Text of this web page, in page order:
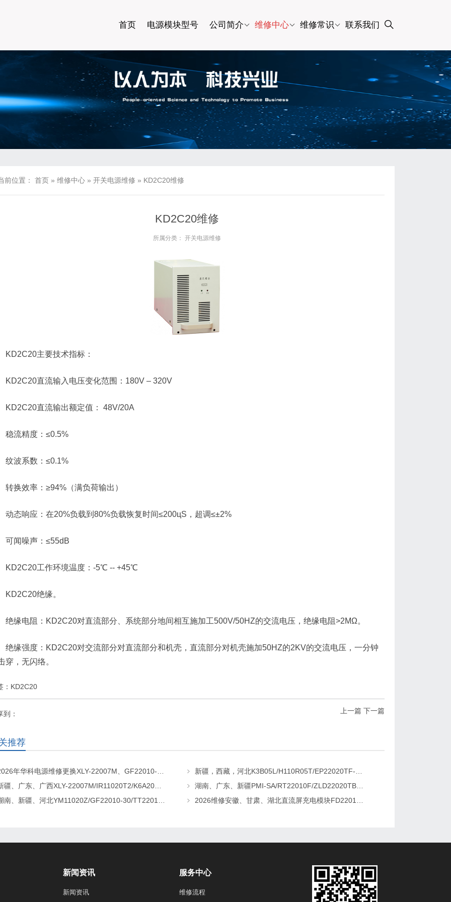
首页 电源模块型号 公司简介 维修中心 维修常识 联系我们
前位置： 首页 » 维修中心 » 开关电源维修 » KD2C20维修
KD2C20维修
所属分类： 开关电源维修
KD2C20主要技术指标：
KD2C20直流输入电压变化范围：180V – 320V
KD2C20直流输出额定值： 48V/20A
稳流精度：≤0.5%
纹波系数：≤0.1%
转换效率：≥94%（满负荷输出）
动态响应：在20%负载到80%负载恢复时间≤200цS，超调≤±2%
可闻噪声：≤55dB
KD2C20工作环境温度：-5℃ -- +45℃
KD2C20绝缘。
绝缘电阻：KD2C20对直流部分、系统部分地间相互施加工500V/50HZ的交流电压，绝缘电阻>2MΩ。
绝缘强度：KD2C20对交流部分对直流部分和机壳，直流部分对机壳施加50HZ的2KV的交流电压，一分钟
穿，无闪络。
： KD2C20
上一篇 下一篇
到：
推荐
湖南、广东、新疆PMI-SA/RT22010F/ZLD22020TB电源模块维修更换
新闻资讯
新闻资讯
服务中心
维修流程